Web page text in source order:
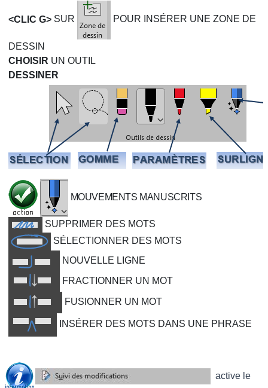
<CLIC G>SUR POUR INSÉRER UNE ZONE DE
DESSIN
CHOISIR UN OUTIL
DESSINER
MOUVEMENTS MANUSCRITS
SUPPRIMER DES MOTS
SÉLECTIONNER DES MOTS
NOUVELLE LIGNE
FRACTIONNER UN MOT
FUSIONNER UN MOT
INSÉRER DES MOTS DANS UNE PHRASE
active le